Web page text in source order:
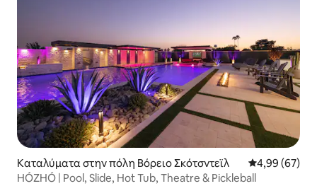
Καταλύματα στην πόλη Βόρειο Σκότσντεϊλ Μέση
4,99 (67)
HÓZHÓ | Pool, Slide, Hot Tub, Theatre & Pickleball